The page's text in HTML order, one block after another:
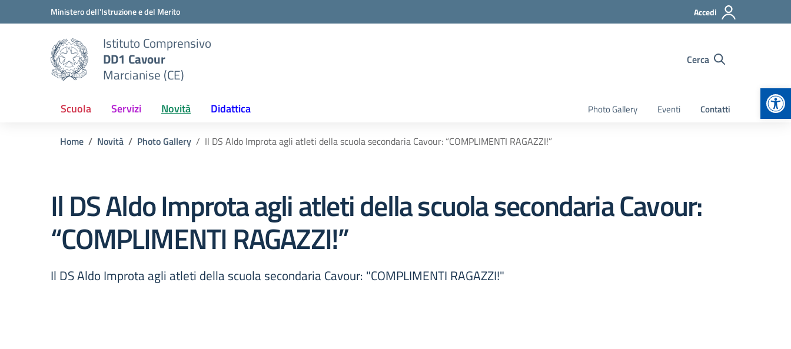
Vai ai contenuti
Vai al menu di navigazioneMinistero dell'Istruzione e del Merito Accedi
Istituto Comprensivo
DD1 Cavour
Marcianise (CE)
Cerca
Scuola Servizi Novità Didattica Photo Gallery Eventi Contatti
Home Novità Photo Gallery Il DS Aldo Improta agli atleti della scuola secondaria Cavour: “COMPLIMENTI RAGAZZI!”
Il DS Aldo Improta agli atleti della scuola secondaria Cavour:
“COMPLIMENTI RAGAZZI!”
Il DS Aldo Improta agli atleti della scuola secondaria Cavour: "COMPLIMENTI RAGAZZI!"